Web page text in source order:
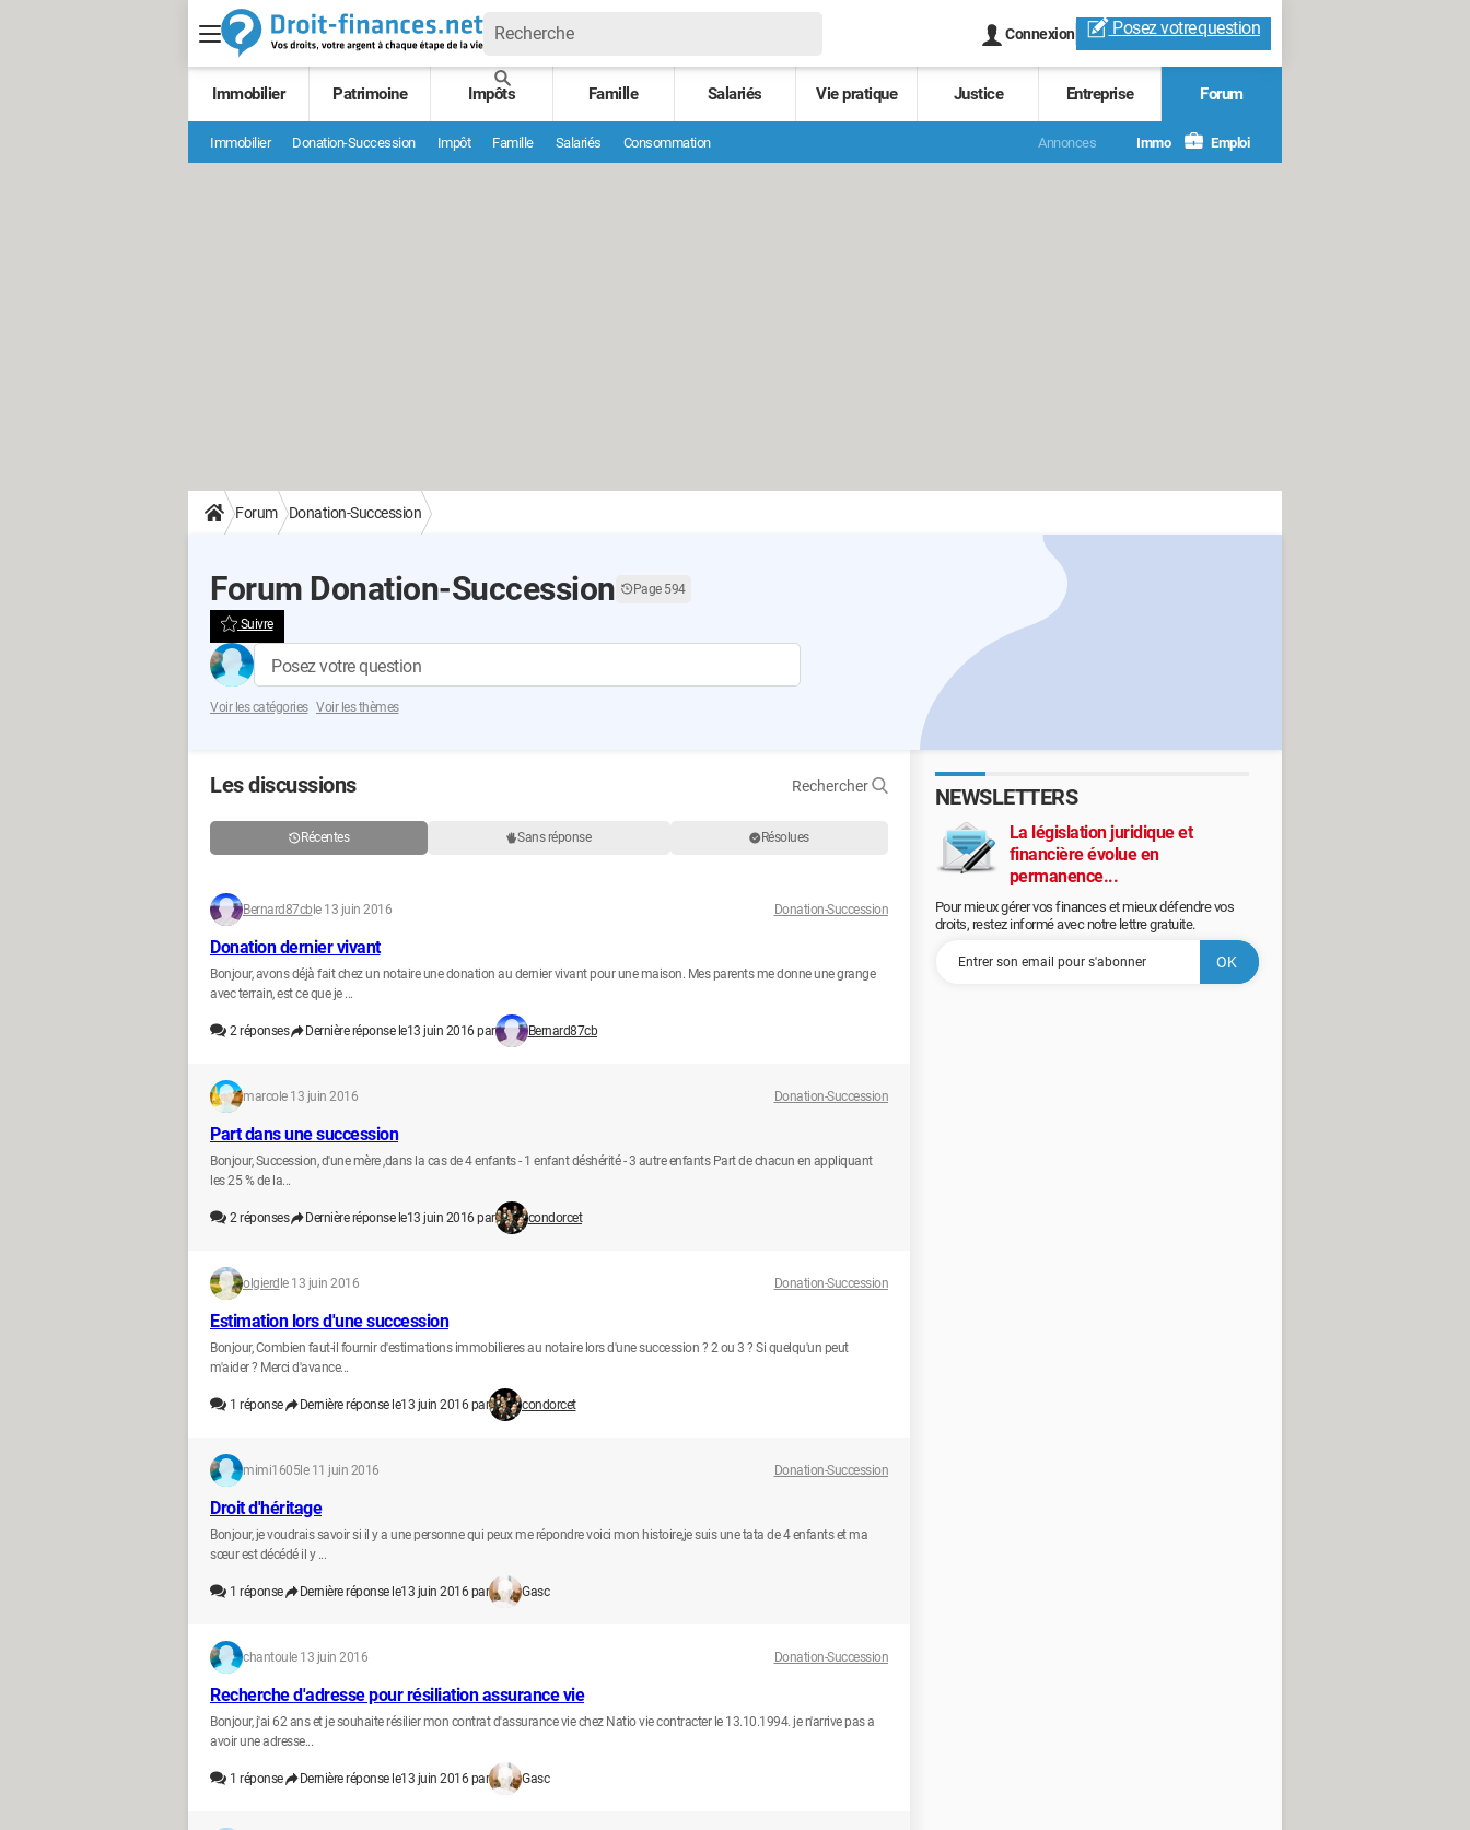
Connexion Posez votrequestion
Immobilier Patrimoine Impôts Famille Salariés Vie pratique Justice Entreprise Forum
Immobilier Donation-Succession Impôt Famille Salariés Consommation Annonces Immo Emploi
Forum Donation-Succession
Forum Donation-Succession Page 594
Suivre
Posez votre question
Voir les catégories Voir les thèmes
Les discussions Rechercher
Récentes Sans réponse Résolues
Bernard87cb le 13 juin 2016 Donation-Succession
Donation dernier vivant
Bonjour, avons déjà fait chez un notaire une donation au dernier vivant pour une maison. Mes parents me donne une grange
avec terrain, est ce que je ...
2réponses Dernière réponse le13 juin 2016 par Bernard87cb
marcole 13 juin 2016 Donation-Succession
Part dans une succession
Bonjour, Succession, d'une mère ,dans la cas de 4 enfants - 1 enfant déshérité - 3 autre enfants Part de chacun en appliquant
les 25 % de la...
2réponses Dernière réponse le13 juin 2016 par condorcet
olgierd le 13 juin 2016 Donation-Succession
Estimation lors d'une succession
Bonjour, Combien faut-il fournir d'estimations immobilieres au notaire lors d'une succession ? 2 ou 3 ? Si quelqu'un peut
m'aider ? Merci d'avance...
1 réponse Dernière réponse le13 juin 2016 par condorcet
mimi1605 le 11 juin 2016 Donation-Succession
Droit d'héritage
Bonjour, je voudrais savoir si il y a une personne qui peux me répondre voici mon histoire,je suis une tata de 4 enfants et ma
sœur est décédé il y ...
1 réponse Dernière réponse le13 juin 2016 par Gasc
chantou le 13 juin 2016 Donation-Succession
Recherche d'adresse pour résiliation assurance vie
Bonjour, j'ai 62 ans et je souhaite résilier mon contrat d'assurance vie chez Natio vie contracter le 13.10.1994. je n'arrive pas a
avoir une adresse...
1 réponse Dernière réponse le13 juin 2016 par Gasc
NEWSLETTERS
La législation juridique et
financière évolue en
permanence...
Pour mieux gérer vos finances et mieux défendre vos
droits, restez informé avec notre lettre gratuite.